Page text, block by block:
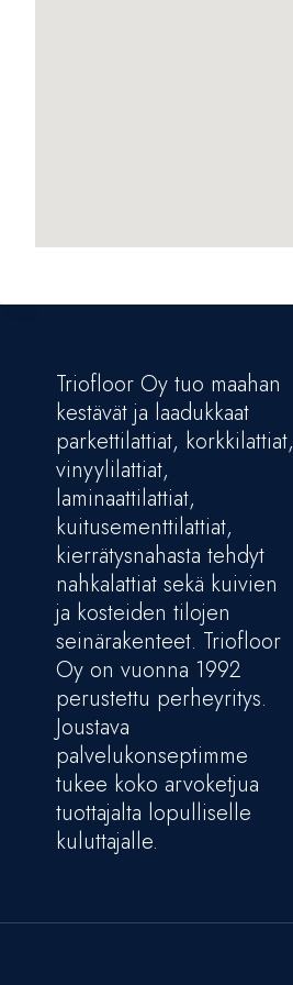
Triofloor Oy tuo maahan
kestävät ja laadukkaat
parkettilattiat, korkkilattiat,
vinyylilattiat,
laminaattilattiat,
kuitusementtilattiat,
kierrätysnahasta tehdyt
nahkalattiat sekä kuivien
ja kosteiden tilojen
seinärakenteet. Triofloor
Oy on vuonna 1992
perustettu perheyritys.
Joustava
palvelukonseptimme
tukee koko arvoketjua
tuottajalta lopulliselle
kuluttajalle.